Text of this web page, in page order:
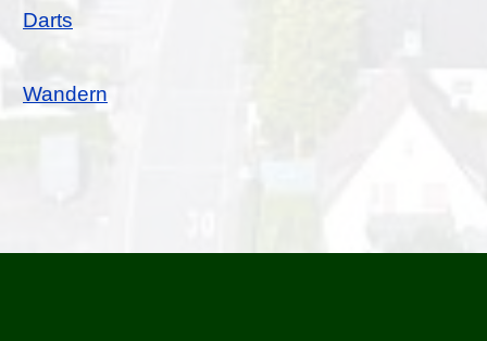
Darts
Wandern